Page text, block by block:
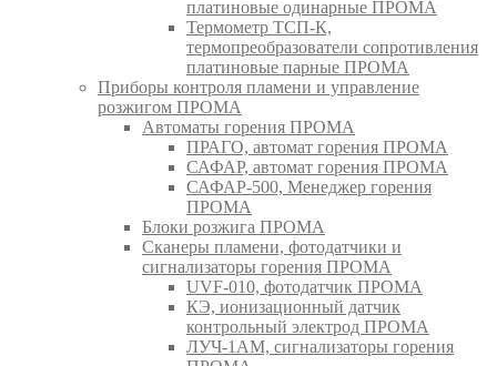
платиновые одинарные ПРОМА
Термометр ТСП-К,
термопреобразователи сопротивления
платиновые парные ПРОМА
Приборы контроля пламени и управление
розжигом ПРОМА
Автоматы горения ПРОМА
ПРАГО, автомат горения ПРОМА
САФАР, автомат горения ПРОМА
САФАР-500, Менеджер горения
ПРОМА
Блоки розжига ПРОМА
Сканеры пламени, фотодатчики и
сигнализаторы горения ПРОМА
UVF-010, фотодатчик ПРОМА
КЭ, ионизационный датчик
контрольный электрод ПРОМА
ЛУЧ-1АМ, сигнализаторы горения